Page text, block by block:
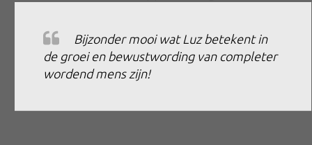
​​Bijzonder mooi wat Luz betekent in
de groei en bewust​wording van completer
wordend mens zijn!